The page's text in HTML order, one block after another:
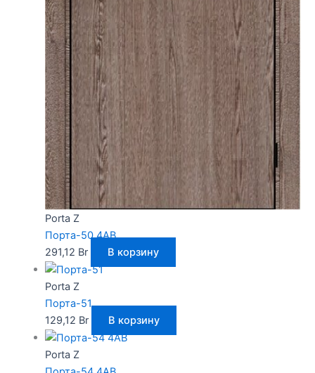
Porta Z
Порта-50 4AB
291,12 Br В корзину
Porta Z
Порта-51
129,12 Br В корзину
Porta Z